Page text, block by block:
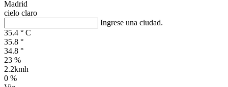
Madrid
cielo claro
Ingrese una ciudad.
35.4 ° C
35.8 °
34.8 °
23 %
2.2kmh
0 %